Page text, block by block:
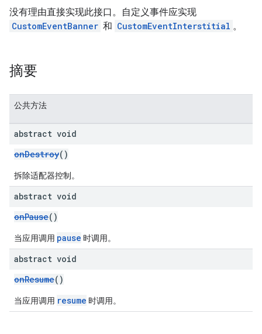
没有理由直接实现此接口。自定义事件应实现
CustomEventBanner 和 CustomEventInterstitial 。
摘要
公共方法
abstract void
onDestroy()
拆除适配器控制。
abstract void
onPause()
当应用调用 pause 时调用。
abstract void
onResume()
当应用调用 resume 时调用。